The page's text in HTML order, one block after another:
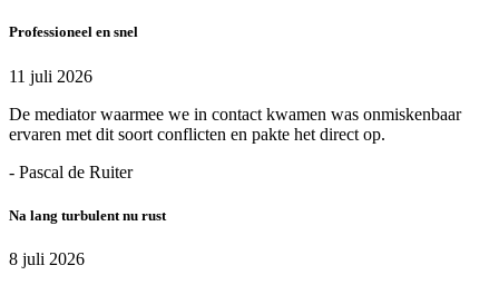
Professioneel en snel
11 juli 2026
De mediator waarmee we in contact kwamen was onmiskenbaar
ervaren met dit soort conflicten en pakte het direct op.
- Pascal de Ruiter
Na lang turbulent nu rust
8 juli 2026